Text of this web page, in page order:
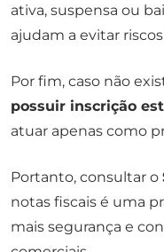
ativa, suspensa ou
ajudam a evitar
Por fim, caso não
possuir inscrição
atuar apenas como
Portanto, consultar o
notas fiscais é uma
mais segurança e